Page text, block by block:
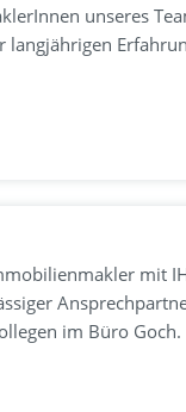
unseres
langjährigen
mit
im Büro Goch.